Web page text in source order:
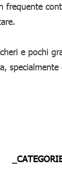
frequente
e pochi
specialmente